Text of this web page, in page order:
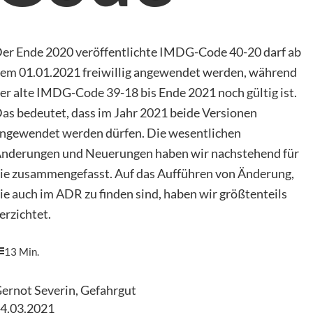
Ende 2020 veröffentlichte IMDG-Code 40-20 darf ab
01.01.2021 freiwillig angewendet werden, während
alte IMDG-Code 39-18 bis Ende 2021 noch gültig ist.
bedeutet, dass im Jahr 2021 beide Versionen
werden dürfen. Die wesentlichen
und Neuerungen haben wir nachstehend für
zusammengefasst. Auf das Aufführen von Änderung,
auch im ADR zu finden sind, haben wir größtenteils
13 Min.
Severin, Gefahrgut